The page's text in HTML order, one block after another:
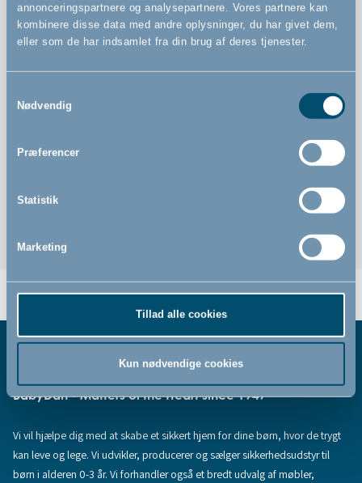
annonceringspartnere og analysepartnere. Vores partnere kan
kombinere disse data med andre oplysninger, du har givet dem,
eller som de har indsamlet fra din brug af deres tjenester.
Nødvendig
Præferencer
Statistik
Marketing
Tillad alle cookies
Kun nødvendige cookies
Features
Vaskefad med et rum til rent vand og et rum til beskidt
Praktisk hvis håndvasken ikke er tæt på puslebordet
BabyDan - Matters of the Heart since 1947
Vi vil hjælpe dig med at skabe et sikkert hjem for dine børn, hvor de trygt
kan leve og lege. Vi udvikler, producerer og sælger sikkerhedsudstyr til
børn i alderen 0-3 år. Vi forhandler også et bredt udvalg af møbler,